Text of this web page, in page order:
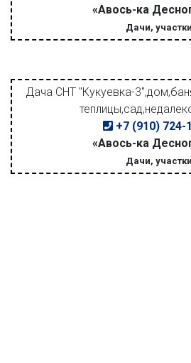
«Авось-ка
Дачи, участки
Дача СНТ "Кукуевка-
+7 (910) 724-
«Авось-ка
Дачи, участки